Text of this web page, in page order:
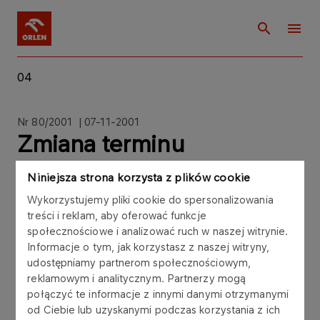
Niniejsza strona korzysta z plików cookie
Wykorzystujemy pliki cookie do spersonalizowania
treści i reklam, aby oferować funkcje
społecznościowe i analizować ruch w naszej witrynie.
Informacje o tym, jak korzystasz z naszej witryny,
udostępniamy partnerom społecznościowym,
reklamowym i analitycznym. Partnerzy mogą
połączyć te informacje z innymi danymi otrzymanymi
od Ciebie lub uzyskanymi podczas korzystania z ich
04
Nr 80/2001 | 07-11-2001
Zmiana terminu
przekazania
skonsolidowanego
sprawozdania
finansowego